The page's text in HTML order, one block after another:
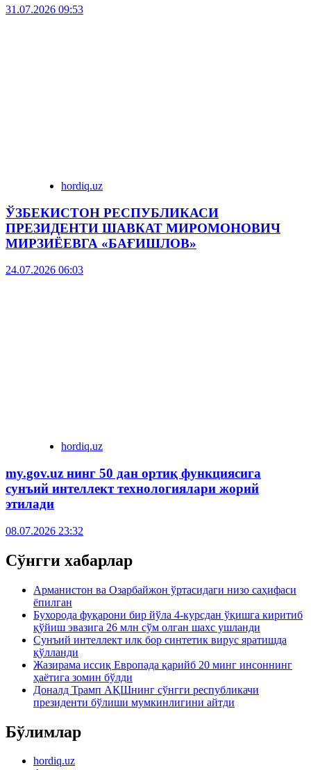
31.07.2026 09:53
hordiq.uz
ЎЗБЕКИСТОН РЕСПУБЛИКАСИ
ПРЕЗИДЕНТИ ШАВКАТ МИРОМОНОВИЧ
МИРЗИЁЕВГА «БАҒИШЛОВ»
24.07.2026 06:03
hordiq.uz
my.gov.uz нинг 50 дан ортиқ функциясига
сунъий интеллект технологиялари жорий
этилади
08.07.2026 23:32
Сўнгги хабарлар
Арманистон ва Озарбайжон ўртасидаги низо саҳифаси
ёпилган
Бухорода фуқарони бир йўла 4-курсдан ўқишга киритиб
қўйиш эвазига 26 млн сўм олган шахс ушланди
Сунъий интеллект илк бор синтетик вирус яратишда
қўлланди
Жазирама иссиқ Европада қарийб 20 минг инсоннинг
ҳаётига зомин бўлди
Доналд Трамп АҚШнинг сўнгги республикачи
президенти бўлиши мумкинлигини айтди
Бўлимлар
hordiq.uz